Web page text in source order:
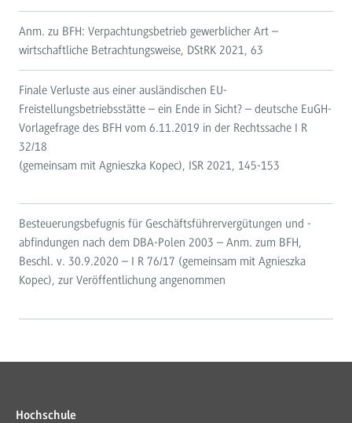
Anm. zu BFH: Verpachtungsbetrieb gewerblicher Art –
wirtschaftliche Betrachtungsweise, DStRK 2021, 63
Finale Verluste aus einer ausländischen EU-
Freistellungsbetriebsstätte – ein Ende in Sicht? – deutsche EuGH-
Vorlagefrage des BFH vom 6.11.2019 in der Rechtssache I R
32/18
(gemeinsam mit Agnieszka Kopec), ISR 2021, 145-153
Besteuerungsbefugnis für Geschäftsführervergütungen und -
abfindungen nach dem DBA-Polen 2003 – Anm. zum BFH,
Beschl. v. 30.9.2020 – I R 76/17 (gemeinsam mit Agnieszka
Kopec), zur Veröffentlichung angenommen
Hochschule